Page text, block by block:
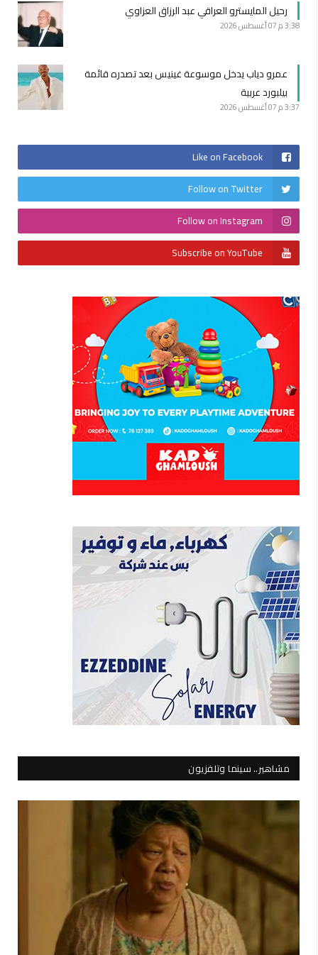
رحيل المايسترو العراقي عبد الرزاق العزاوي
3:38 م 07 أغسطس 2026
عمرو دياب يدخل موسوعة غينيس بعد تصدره قائمة
بيلبورد عربية
3:37 م 07 أغسطس 2026
Like on Facebook
Follow on Twitter
Follow on Instagram
Subscribe on YouTube
مشاهير.. سينما وتلفزيون